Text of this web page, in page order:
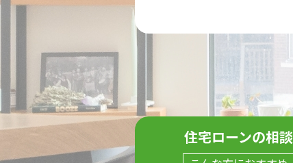
住宅ローンの相談